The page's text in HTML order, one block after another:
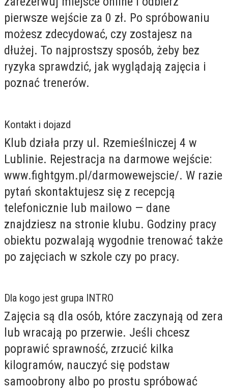
pierwsze wejście za 0 zł. Po spróbowaniu
możesz zdecydować, czy zostajesz na
dłużej. To najprostszy sposób, żeby bez
ryzyka sprawdzić, jak wyglądają zajęcia i
poznać trenerów.
Kontakt i dojazd
Klub działa przy ul. Rzemieślniczej 4 w
Lublinie. Rejestracja na darmowe wejście:
www.fightgym.pl/darmowewejscie/. W razie
pytań skontaktujesz się z recepcją
telefonicznie lub mailowo — dane
znajdziesz na stronie klubu. Godziny pracy
obiektu pozwalają wygodnie trenować także
po zajęciach w szkole czy po pracy.
Dla kogo jest grupa INTRO
Zajęcia są dla osób, które zaczynają od zera
lub wracają po przerwie. Jeśli chcesz
poprawić sprawność, zrzucić kilka
kilogramów, nauczyć się podstaw
samoobrony albo po prostu spróbować